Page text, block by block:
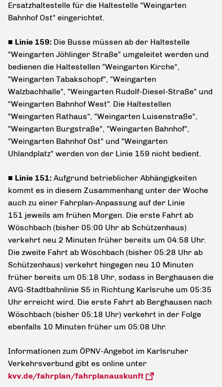
Ersatzhaltestelle für die Haltestelle "Weingarten
Bahnhof Ost" eingerichtet.
■ Linie 159: Die Busse müssen ab der Haltestelle
"Weingarten Jöhlinger Straße" umgeleitet werden und
bedienen die Haltestellen "Weingarten Kirche",
"Weingarten Tabakschopf", "Weingarten
Walzbachhalle", "Weingarten Rudolf-Diesel-Straße" und
"Weingarten Bahnhof West". Die Haltestellen
"Weingarten Rathaus", "Weingarten Luisenstraße",
"Weingarten Burgstraße", "Weingarten Bahnhof",
"Weingarten Bahnhof Ost" und "Weingarten
Uhlandplatz" werden von der Linie 159 nicht bedient.
■ Linie 151: Aufgrund betrieblicher Abhängigkeiten
kommt es in diesem Zusammenhang unter der Woche
auch zu einer Fahrplan-Anpassung auf der Linie
151 jeweils am frühen Morgen. Die erste Fahrt ab
Wöschbach (bisher 05:00 Uhr ab Schützenhaus)
verkehrt neu 2 Minuten früher bereits um 04:58 Uhr.
Die zweite Fahrt ab Wöschbach (bisher 05:28 Uhr ab
Schützenhaus) verkehrt hingegen neu 10 Minuten
früher bereits um 05:18 Uhr, sodass in Berghausen die
AVG-Stadtbahnlinie S5 in Richtung Karlsruhe um 05:35
Uhr erreicht wird. Die erste Fahrt ab Berghausen nach
Wöschbach (bisher 05:18 Uhr) verkehrt in der Folge
ebenfalls 10 Minuten früher um 05:08 Uhr.
Informationen zum ÖPNV-Angebot im Karlsruher
Verkehrsverbund gibt es online unter
kvv.de/fahrplan/fahrplanauskunft